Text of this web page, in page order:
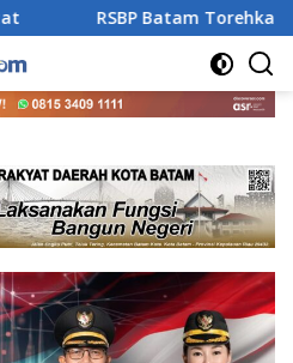
RSBP Batam Torehkan Standar